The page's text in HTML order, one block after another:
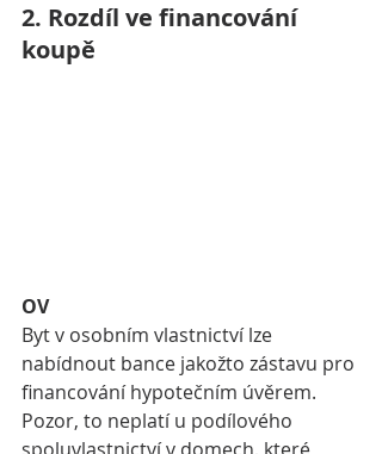
2. Rozdíl ve financování
koupě
OV
Byt v osobním vlastnictví lze
nabídnout bance jakožto zástavu pro
financování hypotečním úvěrem.
Pozor, to neplatí u podílového